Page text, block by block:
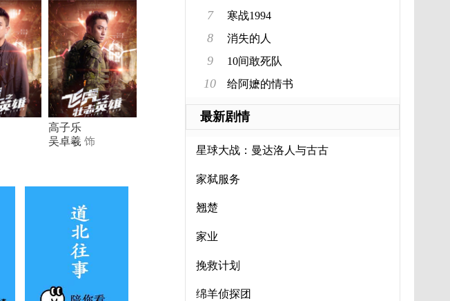
高子乐
吴卓羲 饰
7 寒战1994
8 消失的人
9 10间敢死队
10 给阿嬷的情书
最新剧情
星球大战：曼达洛人与古古
家弑服务
翘楚
家业
挽救计划
绵羊侦探团